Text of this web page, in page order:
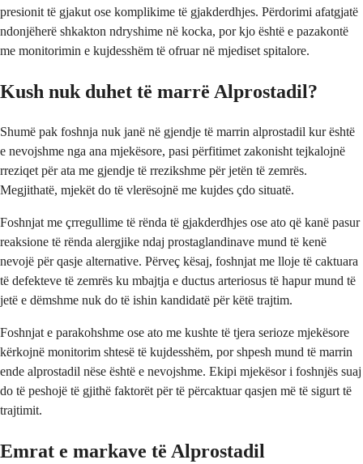
presionit të gjakut ose komplikime të gjakderdhjes. Përdorimi afatgjatë
ndonjëherë shkakton ndryshime në kocka, por kjo është e pazakontë
me monitorimin e kujdesshëm të ofruar në mjediset spitalore.
Kush nuk duhet të marrë Alprostadil?
Shumë pak foshnja nuk janë në gjendje të marrin alprostadil kur është
e nevojshme nga ana mjekësore, pasi përfitimet zakonisht tejkalojnë
rreziqet për ata me gjendje të rrezikshme për jetën të zemrës.
Megjithatë, mjekët do të vlerësojnë me kujdes çdo situatë.
Foshnjat me çrregullime të rënda të gjakderdhjes ose ato që kanë pasur
reaksione të rënda alergjike ndaj prostaglandinave mund të kenë
nevojë për qasje alternative. Përveç kësaj, foshnjat me lloje të caktuara
të defekteve të zemrës ku mbajtja e ductus arteriosus të hapur mund të
jetë e dëmshme nuk do të ishin kandidatë për këtë trajtim.
Foshnjat e parakohshme ose ato me kushte të tjera serioze mjekësore
kërkojnë monitorim shtesë të kujdesshëm, por shpesh mund të marrin
ende alprostadil nëse është e nevojshme. Ekipi mjekësor i foshnjës suaj
do të peshojë të gjithë faktorët për të përcaktuar qasjen më të sigurt të
trajtimit.
Emrat e markave të Alprostadil